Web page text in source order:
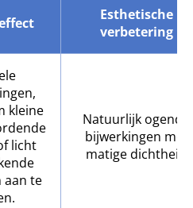
Esthetische
verbetering
kleine
licht
aan te
Natuurlijk ogende
bijwerkingen met
matige dichtheid